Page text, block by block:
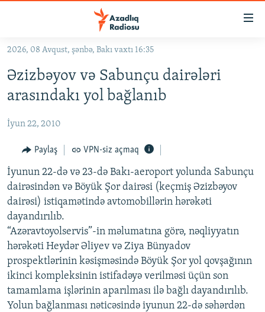
Əsas
qayıt
Əsas
qayıt
KORRUPSIOMETR
#ƏSLINDƏ
FƏRQƏ BAX
QANUNI DOĞRU
ARAŞDIRMA
MULTIMEDIA
VIDEO
FOTOQALEREYA
İNFOQRAFIKA
KARIKATURA
RADIO ARXIV
OXU ZALI
AZƏRBAYCAN ƏDƏBIYYATI KITABXANASI
İSLAM VƏ DEMOKRATIYA
HAQQIMIZDA
MISSIYAMIZ
PEŞƏ ETIKASI VƏ JURNALISTIKA STANDARTLARIMIZ
BIZI IZLƏ
2026, 08 Avqust, şənbə, Bakı vaxtı 16:35
Əzizbəyov və Sabunçu dairələri
arasındakı yol bağlanıb
İyun 22, 2010
Paylaş VPN-siz açmaq
İyunun 22-də və 23-də Bakı-aeroport yolunda Sabunçu
dairəsindən və Böyük Şor dairəsi (keçmiş Əzizbəyov
dairəsi) istiqamətində avtomobillərin hərəkəti
dayandırılıb.
“Azəravtoyolservis”-in məlumatına görə, nəqliyyatın
hərəkəti Heydər Əliyev və Ziya Bünyadov
prospektlərinin kəsişməsində Böyük Şor yol qovşağının
ikinci kompleksinin istifadəyə verilməsi üçün son
tamamlama işlərinin aparılması ilə bağlı dayandırılıb.
Yolun bağlanması nəticəsində iyunun 22-də səhərdən